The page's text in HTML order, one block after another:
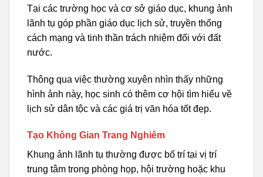
Tại các trường học và cơ sở giáo dục, khung ảnh
lãnh tụ góp phần giáo dục lịch sử, truyền thống
cách mạng và tinh thần trách nhiệm đối với đất
nước.
Thông qua việc thường xuyên nhìn thấy những
hình ảnh này, học sinh có thêm cơ hội tìm hiểu về
lịch sử dân tộc và các giá trị văn hóa tốt đẹp.
Tạo Không Gian Trang Nghiêm
Khung ảnh lãnh tụ thường được bố trí tại vị trí
trung tâm trong phòng họp, hội trường hoặc khu